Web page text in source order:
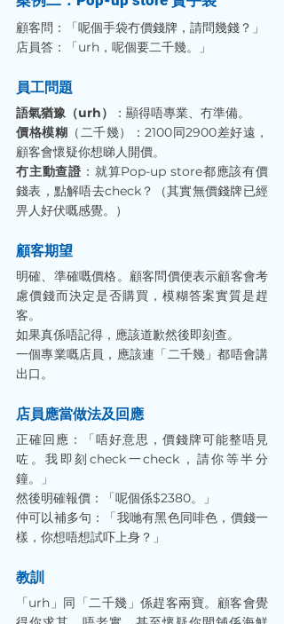
顧客問：「呢個手袋冇價錢牌，請問幾錢？」
店員答：「urh，呢個要二千幾。」
員工問題
語氣猶豫（urh）
：顯得唔專業、冇準備。
價格模糊 （二千幾）：2100同2900差好遠，
顧客會懷疑你想睇人開價。
冇主動查證 ：就算Pop-up store都應該有價
錢表，點解唔去check？（其實無價錢牌已經
畀人好伏嘅感覺。）
顧客期望
明確、準確嘅價格。顧客問價便表示顧客會考
慮價錢而決定是否購買，模糊答案實質是趕
客。
如果真係唔記得，應該道歉然後即刻查。
一個專業嘅店員，應該連「二千幾」都唔會講
出口。
店員應當做法及回應
正確回應：「唔好意思，價錢牌可能整唔見
咗。我即刻check一check，請你等半分
鐘。」
然後明確報價：「呢個係$2380。」
仲可以補多句：「我哋有黑色同啡色，價錢一
樣，你想唔想試吓上身？」
教訓
「urh」同「二千幾」係趕客兩寶。顧客會覺